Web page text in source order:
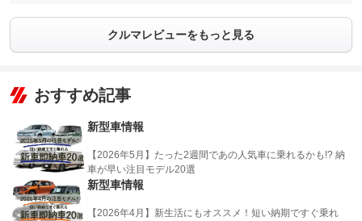
クルマレビューをもっと見る
おすすめ記事
新型車情報
【2026年5月】たった2週間であの人気車に乗れるかも!? 納
車が早い注目モデル20選
新型車情報
【2026年4月】新生活にもオススメ！短い納期ですぐ乗れ